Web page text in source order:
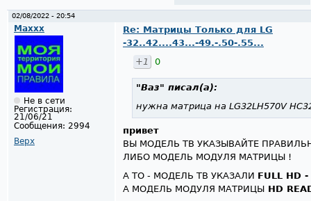
02/08/2022 - 20:54
Maxxx
Не в сети
Регистрация:
21/06/21
Сообщения: 2994
Верх
Re: Матрицы Только для LG
-32..42....43...-49.-.50-.55...
+1
0
"Ваз" писал(а):
нужна матрица на LG32LH570V
привет
ВЫ МОДЕЛЬ ТВ УКАЗЫВАЙТЕ
ЛИБО МОДЕЛЬ МОДУЛЯ МАТРИЦЫ !
А ТО - МОДЕЛЬ ТВ УКАЗАЛИ FULL HD -
А МОДЕЛЬ МОДУЛЯ МАТРИЦЫ HD